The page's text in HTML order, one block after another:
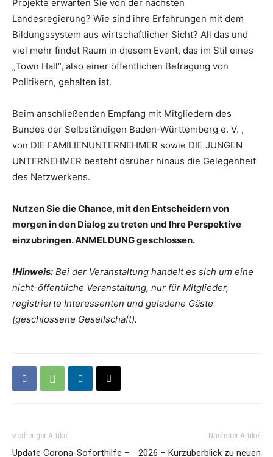
Projekte erwarten Sie von der nächsten
Landesregierung? Wie sind ihre Erfahrungen mit dem
Bildungssystem aus wirtschaftlicher Sicht? All das und
viel mehr findet Raum in diesem Event, das im Stil eines
„Town Hall“, also einer öffentlichen Befragung von
Politikern, gehalten ist.
Beim anschließenden Empfang mit Mitgliedern des
Bundes der Selbständigen Baden-Württemberg e. V. ,
von DIE FAMILIENUNTERNEHMER sowie DIE JUNGEN
UNTERNEHMER besteht darüber hinaus die Gelegenheit
des Netzwerkens.
Nutzen Sie die Chance, mit den Entscheidern von
morgen in den Dialog zu treten und Ihre Perspektive
einzubringen. ANMELDUNG geschlossen.
!Hinweis: Bei der Veranstaltung handelt es sich um eine
nicht-öffentliche Veranstaltung, nur für Mitglieder,
registrierte Interessenten und geladene Gäste
(geschlossene Gesellschaft).
Vorheriger Artikel
Update Corona-Soforthilfe –
Nächster Artikel
2026 – Kurzüberblick zu neuen